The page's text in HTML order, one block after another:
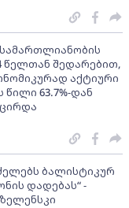
წელთან შედარებით,
აქტიური
63.7%-დან
ბალისტიკურ
დადებას“ -